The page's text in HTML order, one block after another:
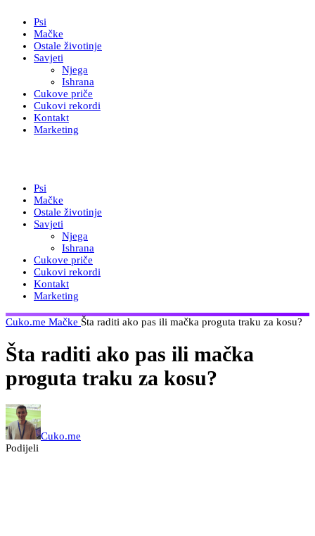
Psi
Mačke
Ostale životinje
Savjeti
Njega
Ishrana
Cukove priče
Cukovi rekordi
Kontakt
Marketing
Psi
Mačke
Ostale životinje
Savjeti
Njega
Ishrana
Cukove priče
Cukovi rekordi
Kontakt
Marketing
Cuko.me Mačke Šta raditi ako pas ili mačka proguta traku za kosu?
Šta raditi ako pas ili mačka
proguta traku za kosu?
Cuko.me
Podijeli